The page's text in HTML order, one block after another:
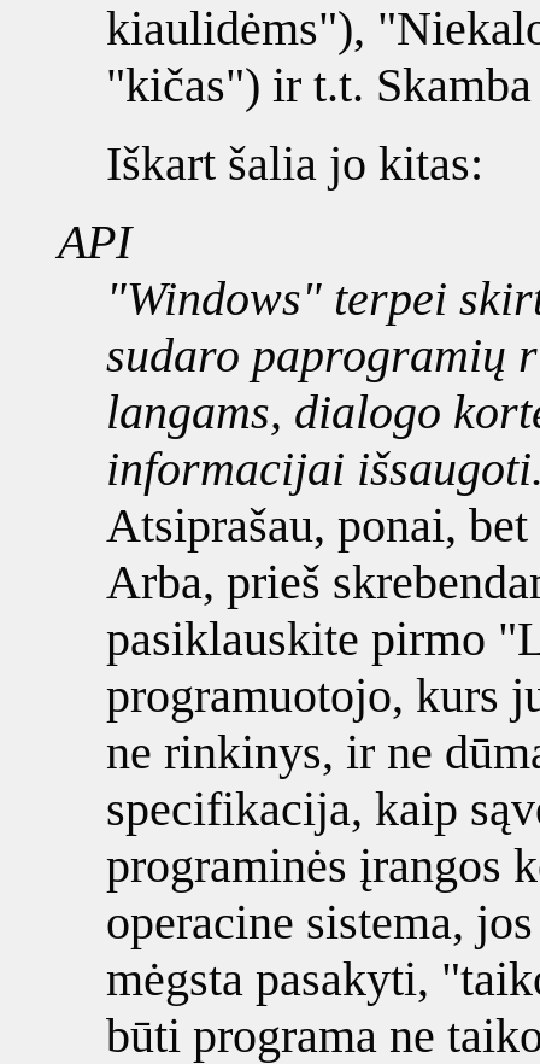
kiaulidėms"),
"kičas") ir t.t.
Iškart šalia jo kitas:
API
"Windows" terpei
sudaro paprogramių
langams, dialogo
informacijai
Atsiprašau, ponai,
Arba, prieš
pasiklauskite pirmo
programuotojo, kurs
ne rinkinys, ir ne
specifikacija, kaip
programinės įrangos
operacine sistema,
mėgsta pasakyti,
būti programa ne